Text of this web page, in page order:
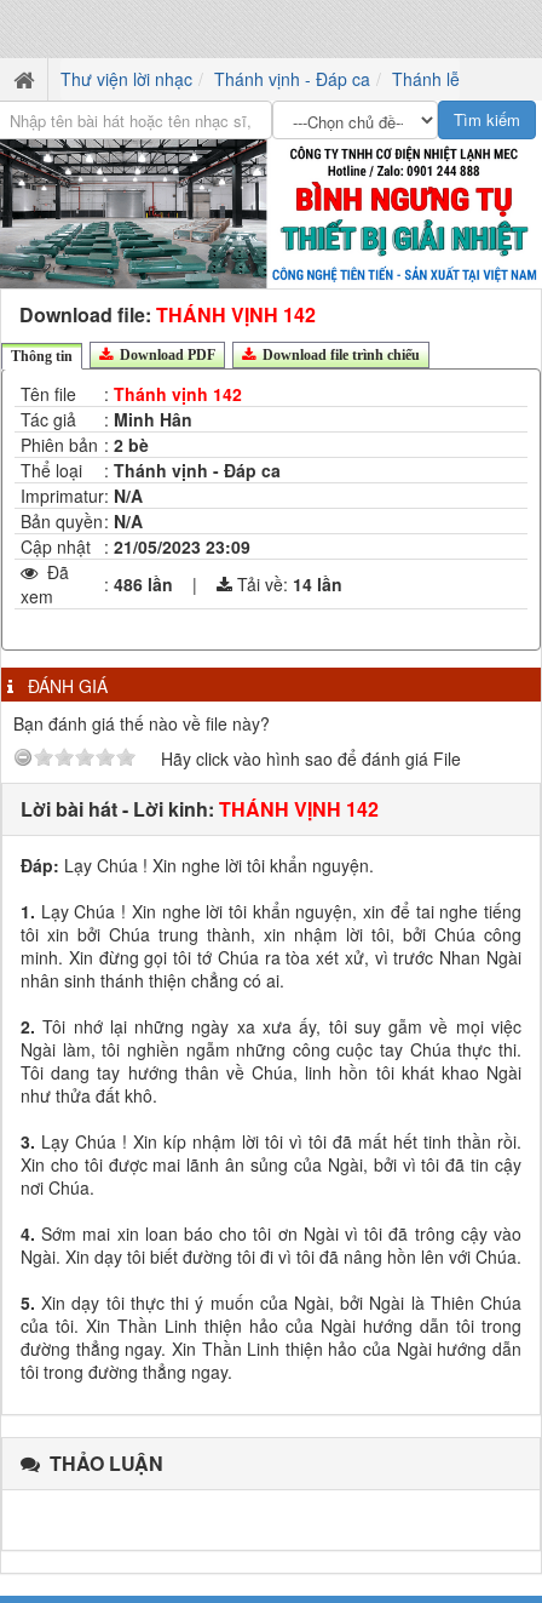
Thư viện lời nhạc Thánh vịnh - Đáp ca Thánh lễ
Download file: THÁNH VỊNH 142
Thông tin Download PDF Download file trình chiếu
Tên file : Thánh vịnh 142
Tác giả
: Minh Hân
Phiên bản : 2 bè
Thể loại
: Thánh vịnh - Đáp ca
Imprimatur: N/A
Bản quyền: N/A
Cập nhật : 21/05/2023 23:09
Đã
xem
: 486 lần | Tải về: 14 lần
ĐÁNH GIÁ
Bạn đánh giá thế nào về file này?
Hãy click vào hình sao để đánh giá File
Lời bài hát - Lời kinh: THÁNH VỊNH 142
Đáp: Lạy Chúa ! Xin nghe lời tôi khẩn nguyện.
1. Lạy Chúa ! Xin nghe lời tôi khẩn nguyện, xin để tai nghe tiếng
tôi xin bởi Chúa trung thành, xin nhậm lời tôi, bởi Chúa công
minh. Xin đừng gọi tôi tớ Chúa ra tòa xét xử, vì trước Nhan Ngài
nhân sinh thánh thiện chẳng có ai.
2.Tôi nhớ lại những ngày xa xưa ấy, tôi suy gẫm về mọi việc
Ngài làm, tôi nghiền ngẫm những công cuộc tay Chúa thực thi.
Tôi dang tay hướng thân về Chúa, linh hồn tôi khát khao Ngài
như thửa đất khô.
3. Lạy Chúa ! Xin kíp nhậm lời tôi vì tôi đã mất hết tinh thần rồi.
Xin cho tôi được mai lãnh ân sủng của Ngài, bởi vì tôi đã tin cậy
nơi Chúa.
4.Sớm mai xin loan báo cho tôi ơn Ngài vì tôi đã trông cậy vào
Ngài. Xin dạy tôi biết đường tôi đi vì tôi đã nâng hồn lên với Chúa.
5. Xin dạy tôi thực thi ý muốn của Ngài, bởi Ngài là Thiên Chúa
của tôi. Xin Thần Linh thiện hảo của Ngài hướng dẫn tôi trong
đường thẳng ngay. Xin Thần Linh thiện hảo của Ngài hướng dẫn
tôi trong đường thẳng ngay.
THẢO LUẬN